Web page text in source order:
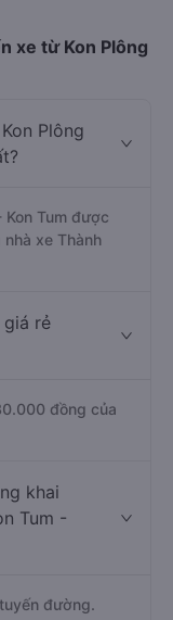
xe từ Kon Plông
Plông
Kon Tum được
xe Thành
rẻ
đồng của
khai
Tum -
đường.